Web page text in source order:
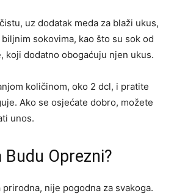
uz dodatak meda za blaži ukus,
sokovima, kao što su sok od
koji dodatno obogaćuju njen ukus.
količinom, oko 2 dcl, i pratite
Ako se osjećate dobro, možete
unos.
Budu Oprezni?
nije pogodna za svakoga.